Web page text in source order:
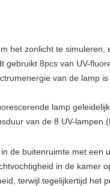
het zonlicht te
gebruikt 8pcs van UV-
van de lamp
lamp
van de 8 UV-
de buitenruimte met
in de kamer
terwijl tegelijkertijd het